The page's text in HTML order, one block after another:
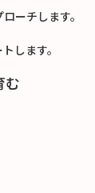
ーチします。
します。
む